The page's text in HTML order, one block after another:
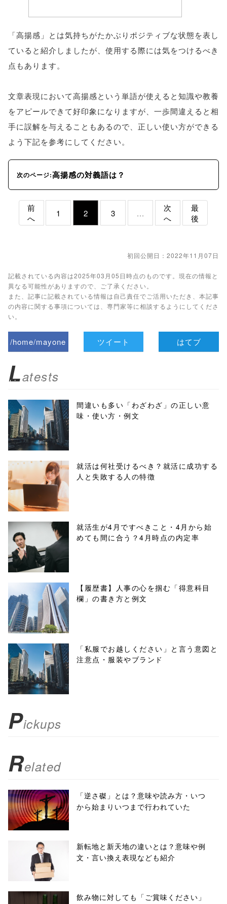
「高揚感」とは気持ちがたかぶりポジティブな状態を表し
ていると紹介しましたが、使用する際には気をつけるべき
点もあります。
文章表現において高揚感という単語が使えると知識や教養
をアピールできて好印象になりますが、一歩間違えると相
手に誤解を与えることもあるので、正しい使い方ができる
よう下記を参考にしてください。
次のページ:高揚感の対義語は？
前
へ
1 2 3 ...
次
へ
最
後
初回公開日：2022年11月07日
記載されている内容は2025年03月05日時点のものです。現在の情報と
異なる可能性がありますので、ご了承ください。
また、記事に記載されている情報は自己責任でご活用いただき、本記事
の内容に関する事項については、専門家等に相談するようにしてくださ
い。
/home/mayone
biz.jp/public_ht
ml/wp-
content/themes
/tapbiz_theme/
parts/sns-
buttons.php on
line10
/1137661"
onclick="windo
w.open(this.hre
f, 'Gwindow',
'width=550,
height=450,
menubar=no,
toolbar=no,
scrollbars=yes'
false;"> シェア
ツイート はてブ
Latests
間違いも多い「わざわざ」の正しい意
味・使い方・例文
就活は何社受けるべき？就活に成功する
人と失敗する人の特徴
就活生が4月ですべきこと・4月から始
めても間に合う？4月時点の内定率
【履歴書】人事の心を掴む「得意科目
欄」の書き方と例文
「私服でお越しください」と言う意図と
注意点・服装やブランド
Pickups
Related
「逆さ磔」とは？意味や読み方・いつ
から始まりいつまで行われていた
新転地と新天地の違いとは？意味や例
文・言い換え表現なども紹介
飲み物に対しても「ご賞味ください」